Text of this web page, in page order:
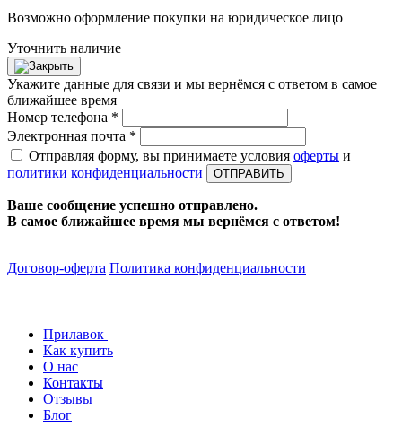
Возможно оформление покупки на юридическое лицо
Уточнить наличие
Укажите данные для связи и мы вернёмся с ответом в самое
ближайшее время
Номер телефона *
Электронная почта *
Отправляя форму, вы принимаете условия оферты и
политики конфиденциальности
ОТПРАВИТЬ
Ваше сообщение успешно отправлено.
В самое ближайшее время мы вернёмся с ответом!
Договор-оферта Политика конфиденциальности
Прилавок
Как купить
О нас
Контакты
Отзывы
Блог